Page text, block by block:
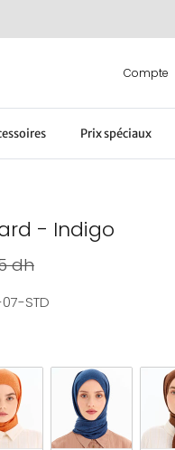
Compte
Prix spéciaux
- Indigo
dh
07-STD